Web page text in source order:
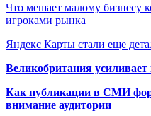
Что мешает малому бизнесу
игроками рынка
Яндекс Карты стали еще
Великобритания усиливает
Как публикации в СМИ
внимание аудитории